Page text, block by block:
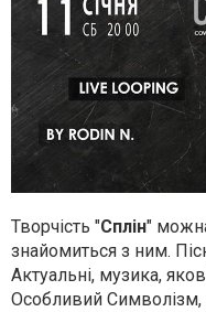
Творчість "Сплін"
знайомиться з ним.
Актуальні, музика,
Особливий Символізм,